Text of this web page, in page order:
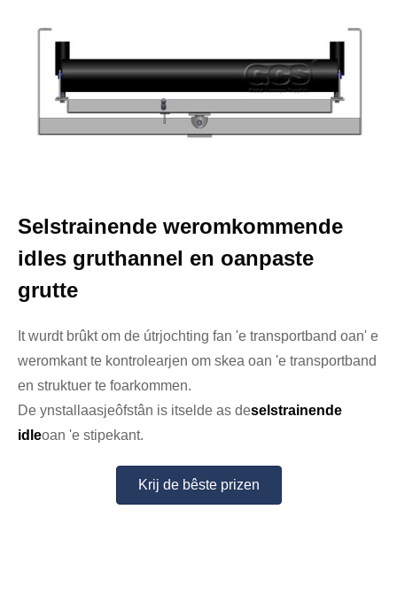
Selstrainende weromkommende
idles gruthannel en oanpaste
grutte
It wurdt brûkt om de útrjochting fan 'e transportband oan' e
weromkant te kontrolearjen om skea oan 'e transportband
en struktuer te foarkommen.
De ynstallaasjeôfstân is itselde as deselstrainende
idleoan 'e stipekant.
Krij de bêste prizen